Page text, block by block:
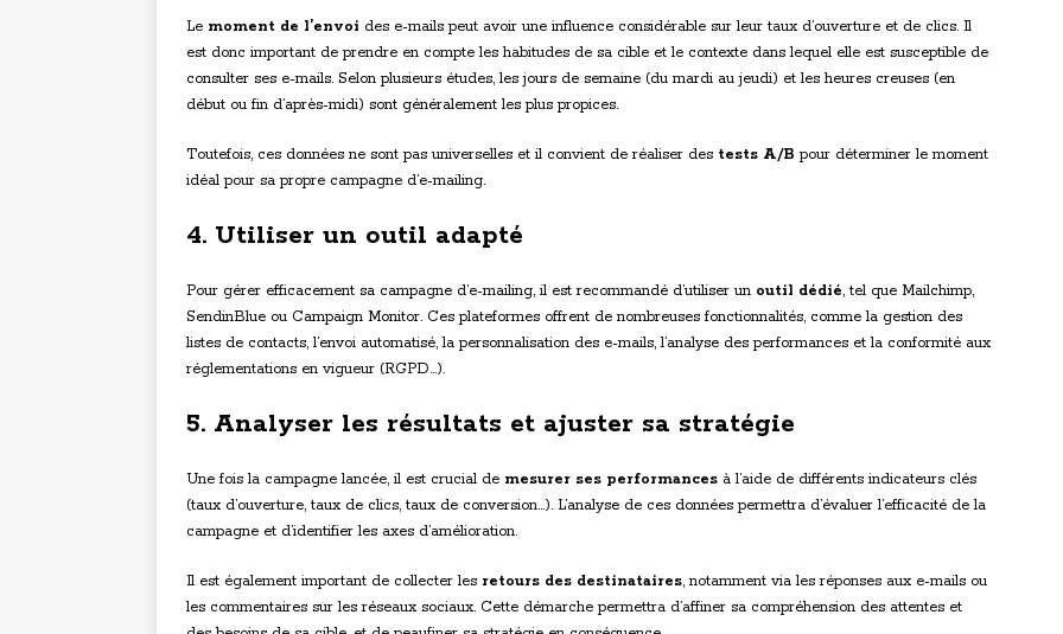
Le moment de l’envoi des e-mails peut avoir une influence considérable sur leur taux d’ouverture et de clics. Il
est donc important de prendre en compte les habitudes de sa cible et le contexte dans lequel elle est susceptible de
consulter ses e-mails. Selon plusieurs études, les jours de semaine (du mardi au jeudi) et les heures creuses (en
début ou fin d’après-midi) sont généralement les plus propices.
Toutefois, ces données ne sont pas universelles et il convient de réaliser des tests A/B pour déterminer le moment
idéal pour sa propre campagne d’e-mailing.
4. Utiliser un outil adapté
Pour gérer efficacement sa campagne d’e-mailing, il est recommandé d’utiliser un outil dédié, tel que Mailchimp,
SendinBlue ou Campaign Monitor. Ces plateformes offrent de nombreuses fonctionnalités, comme la gestion des
listes de contacts, l’envoi automatisé, la personnalisation des e-mails, l’analyse des performances et la conformité aux
réglementations en vigueur (RGPD…).
5. Analyser les résultats et ajuster sa stratégie
Une fois la campagne lancée, il est crucial de mesurer ses performances à l’aide de différents indicateurs clés
(taux d’ouverture, taux de clics, taux de conversion…). L’analyse de ces données permettra d’évaluer l’efficacité de la
campagne et d’identifier les axes d’amélioration.
Il est également important de collecter les retours des destinataires, notamment via les réponses aux e-mails ou
les commentaires sur les réseaux sociaux. Cette démarche permettra d’affiner sa compréhension des attentes et